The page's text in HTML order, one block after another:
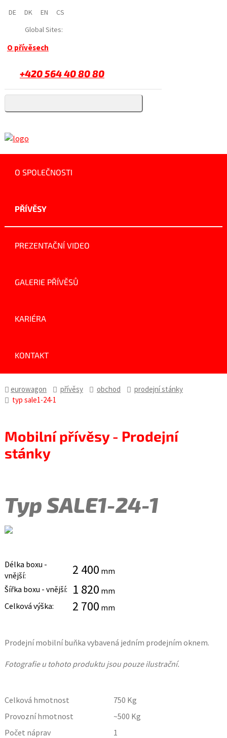
DE DK EN
CS
Global Sites:
O přívěsech
+420 564 40 80 80
O SPOLEČNOSTI
PŘÍVĚSY
PREZENTAČNÍ VIDEO
GALERIE PŘÍVĚSŮ
KARIÉRA
KONTAKT
eurowagon přívěsy obchod
prodejní stánky
typ sale1-24-1
Mobilní přívěsy - Prodejní
stánky
Typ SALE1-24-1
Délka boxu -
vnější:
2 400 mm
Šířka boxu - vnější:
1 820 mm
Celková výška:
2 700 mm
Prodejní mobilní buňka vybavená jedním prodejním oknem.
Fotografie u tohoto produktu jsou pouze ilustrační.
Celková hmotnost 750 Kg
Provozní hmotnost
~500 Kg
Počet náprav
1